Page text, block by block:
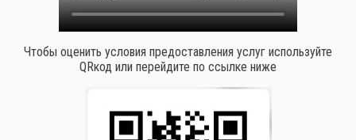
Чтобы оценить условия предоставления услуг используйте
QRкод или перейдите по ссылке ниже